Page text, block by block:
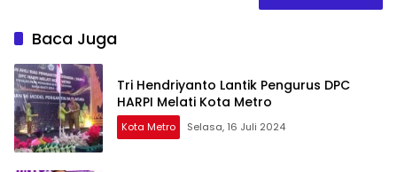
Baca Juga
Tri Hendriyanto Lantik Pengurus DPC
HARPI Melati Kota Metro
Kota Metro Selasa, 16 Juli 2024